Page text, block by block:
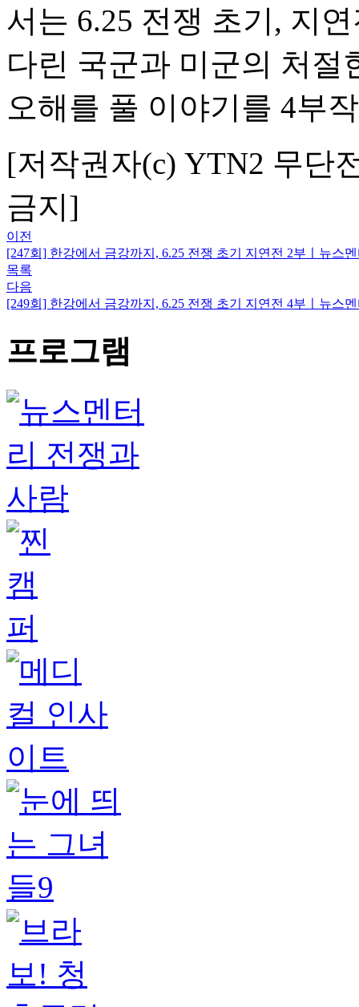
서는 6.25 전쟁 초기, 지
다린 국군과 미군의 처절
오해를 풀 이야기를 4부
[저작권자(c) YTN2 무단
금지]
이전
[247회] 한강에서 금강까지, 6.25 전쟁 초기 지연전 2부ㅣ뉴스
목록
다음
[249회] 한강에서 금강까지, 6.25 전쟁 초기 지연전 4부ㅣ뉴스
프로그램